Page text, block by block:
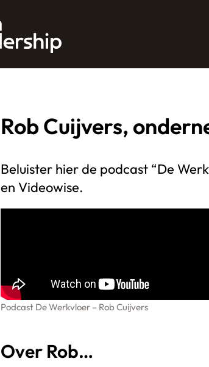
Rob Cuijvers,
Beluister hier de podcast “De
en Videowise.
Podcast De Werkvloer – Rob Cuijvers
Over Rob…